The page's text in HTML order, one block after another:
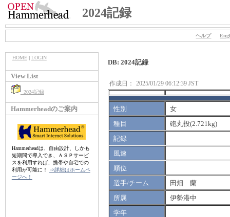
2024記録
ヘルプ
HOME| LOGIN
View List
2024記録
Hammerheadのご案内
Hammerheadは、自由設計、しかも
短期間で導入でき、ＡＳＰサービ
スを利用すれば、携帯や自宅での
利用が可能に！
⇒詳細はホームペ
ージへ！
DB: 2024記録
作成日： 2025/01/29 06:12:39 JST
性別
女
種目
砲丸投(2.721kg)
記録
風速
順位
選手/チーム
田畑 蘭
所属
伊勢港中
学年